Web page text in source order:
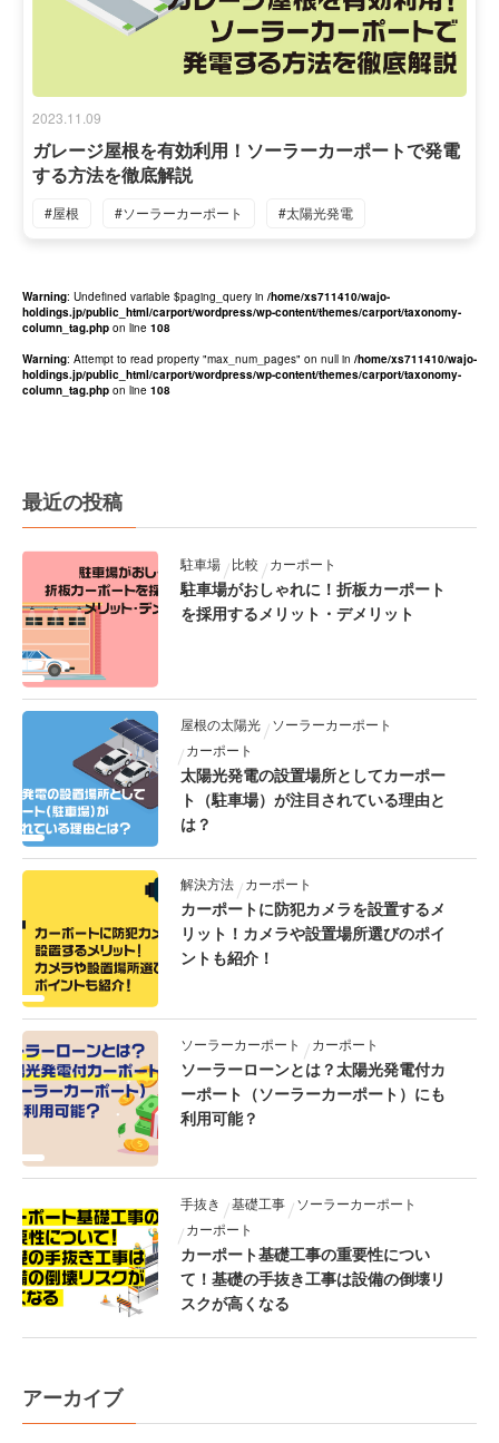
2023.11.09
ガレージ屋根を有効利用！ソーラーカーポートで発電
する方法を徹底解説
#屋根 #ソーラーカーポート #太陽光発電
Warning: Undefined variable $paging_query in /home/xs711410/wajo-
holdings.jp/public_html/carport/wordpress/wp-content/themes/carport/taxonomy-
column_tag.php on line 108
Warning: Attempt to read property "max_num_pages" on null in /home/xs711410/wajo-
holdings.jp/public_html/carport/wordpress/wp-content/themes/carport/taxonomy-
column_tag.php on line 108
最近の投稿
駐車場 比較 カーポート
駐車場がおしゃれに！折板カーポート
を採用するメリット・デメリット
屋根の太陽光
ソーラーカーポート
カーポート
太陽光発電の設置場所としてカーポー
ト（駐車場）が注目されている理由と
は？
解決方法 カーポート
カーポートに防犯カメラを設置するメ
リット！カメラや設置場所選びのポイ
ントも紹介！
ソーラーカーポート カーポート
ソーラーローンとは？太陽光発電付カ
ーポート（ソーラーカーポート）にも
利用可能？
手抜き 基礎工事
ソーラーカーポート
カーポート
カーポート基礎工事の重要性につい
て！基礎の手抜き工事は設備の倒壊リ
スクが高くなる
アーカイブ